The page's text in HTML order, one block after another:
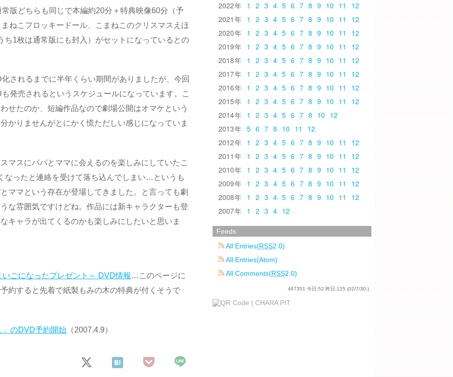
版どちらも同じで本編約20分＋特典映像60分（予
ねこフロッキードール、こまねこのクリスマスえほ
ち1枚は通常版にも封入）がセットになっているとの
されるまでに半年くらい期間がありましたが、今回
発売されるというスケジュールになっています。こ
せたのか、短編作品なので劇場公開はオマケという
かりませんがとにかく慌ただしい感じになっていま
マスにパパとママに会えるのを楽しみにしていたこ
なったと連絡を受けて落ち込んでしまい…というも
ママという存在が登場してきました。と言っても劇
な雰囲気ですけどね。作品には新キャラクターも登
キャラが出てくるのかも楽しみにしたいと思いま
ごになったプレゼント～ DVD情報 …このページに
約すると先着で紙製もみの木の特典が付くそうで
」のDVD予約開始 （2007.4.9）
2022
1 2 3 4 5 6 7 8 9 10 11
12
2021
1 2 3 4 5 6 7 8 9 10 11
12
2020
1 2 3 4 5 6 7 8 9 10 11
12
2019
1 2 3 4 5 6 7 8 9 10 11
12
2018
1 2 3 4 5 6 7 8 9 10 11
12
2017
1 2 3 4 5 6 7 8 9 10 11
12
2016
1 2 3 4 5 6 7 8 9 10 11
12
2015
1 2 3 4 5 6 7 8 9 10 11
12
2014
1 2 3 4 5 6 7 8 10 12
2013
5 6 7 8 10 11
12
2012
1 2 3 4 5 6 7 8 9 10 11
12
2011
1 2 3 4 5 6 7 8 9 10 11
12
2010
1 2 3 4 5 6 7 8 9 10 11
12
2009
1 2 3 4 5 6 7 8 9 10 11
12
2008
1 2 3 4 5 6 7 8 9 10 11
12
2007
1 2 3 4 12
Feeds
All Entries(RSS2.0)
All Entries(Atom)
All Comments(RSS2.0)
467351 今日:52 昨日:125 (02/7/30-)